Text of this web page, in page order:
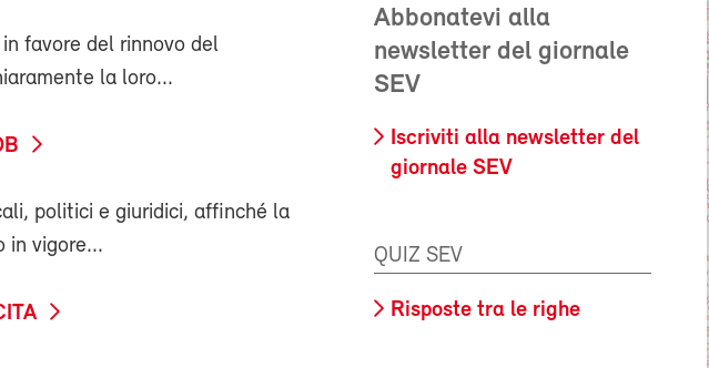
favore del rinnovo del
la loro...
politici e giuridici, affinché la
in vigore...
Abbonatevi alla
newsletter del giornale
SEV
Iscriviti alla newsletter del
giornale SEV
QUIZ SEV
Risposte tra le righe